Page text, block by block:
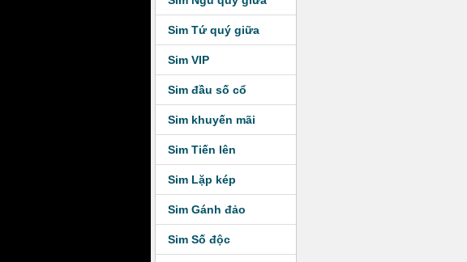
Sim Tứ quý giữa
Sim VIP
Sim đầu số cổ
Sim khuyến mãi
Sim Tiến lên
Sim Lặp kép
Sim Gánh đảo
Sim Số độc